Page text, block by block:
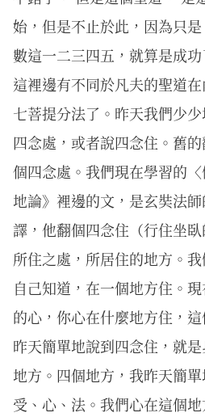
始，但是不止於此，因為只
數這一二三四五，就算是成
這裡邊有不同於凡夫的聖道
七菩提分法了。昨天我們少
四念處，或者說四念住。舊
個四念處。我們現在學習的
地論》裡邊的文，是玄奘法
譯，他翻個四念住（行住坐
所住之處，所居住的地方。
自己知道，在一個地方住。
的心，你心在什麼地方住，
昨天簡單地說到四念住，就
地方。四個地方，我昨天簡
受、心、法。我們心在這個